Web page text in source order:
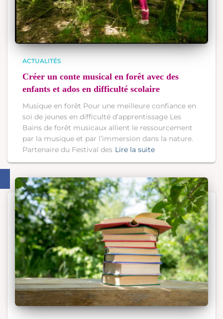
ACTUALITÉS
Créer un conte musical en forêt avec des
enfants et ados en difficulté scolaire
Musique en forêt Pour une meilleure confiance en
soi de jeunes en difficulté d’apprentissage Les
Bains de forêt musicaux allient le ressourcement
par la musique et par l’immersion dans la nature.
Partenaire du Festival des Lire la suite